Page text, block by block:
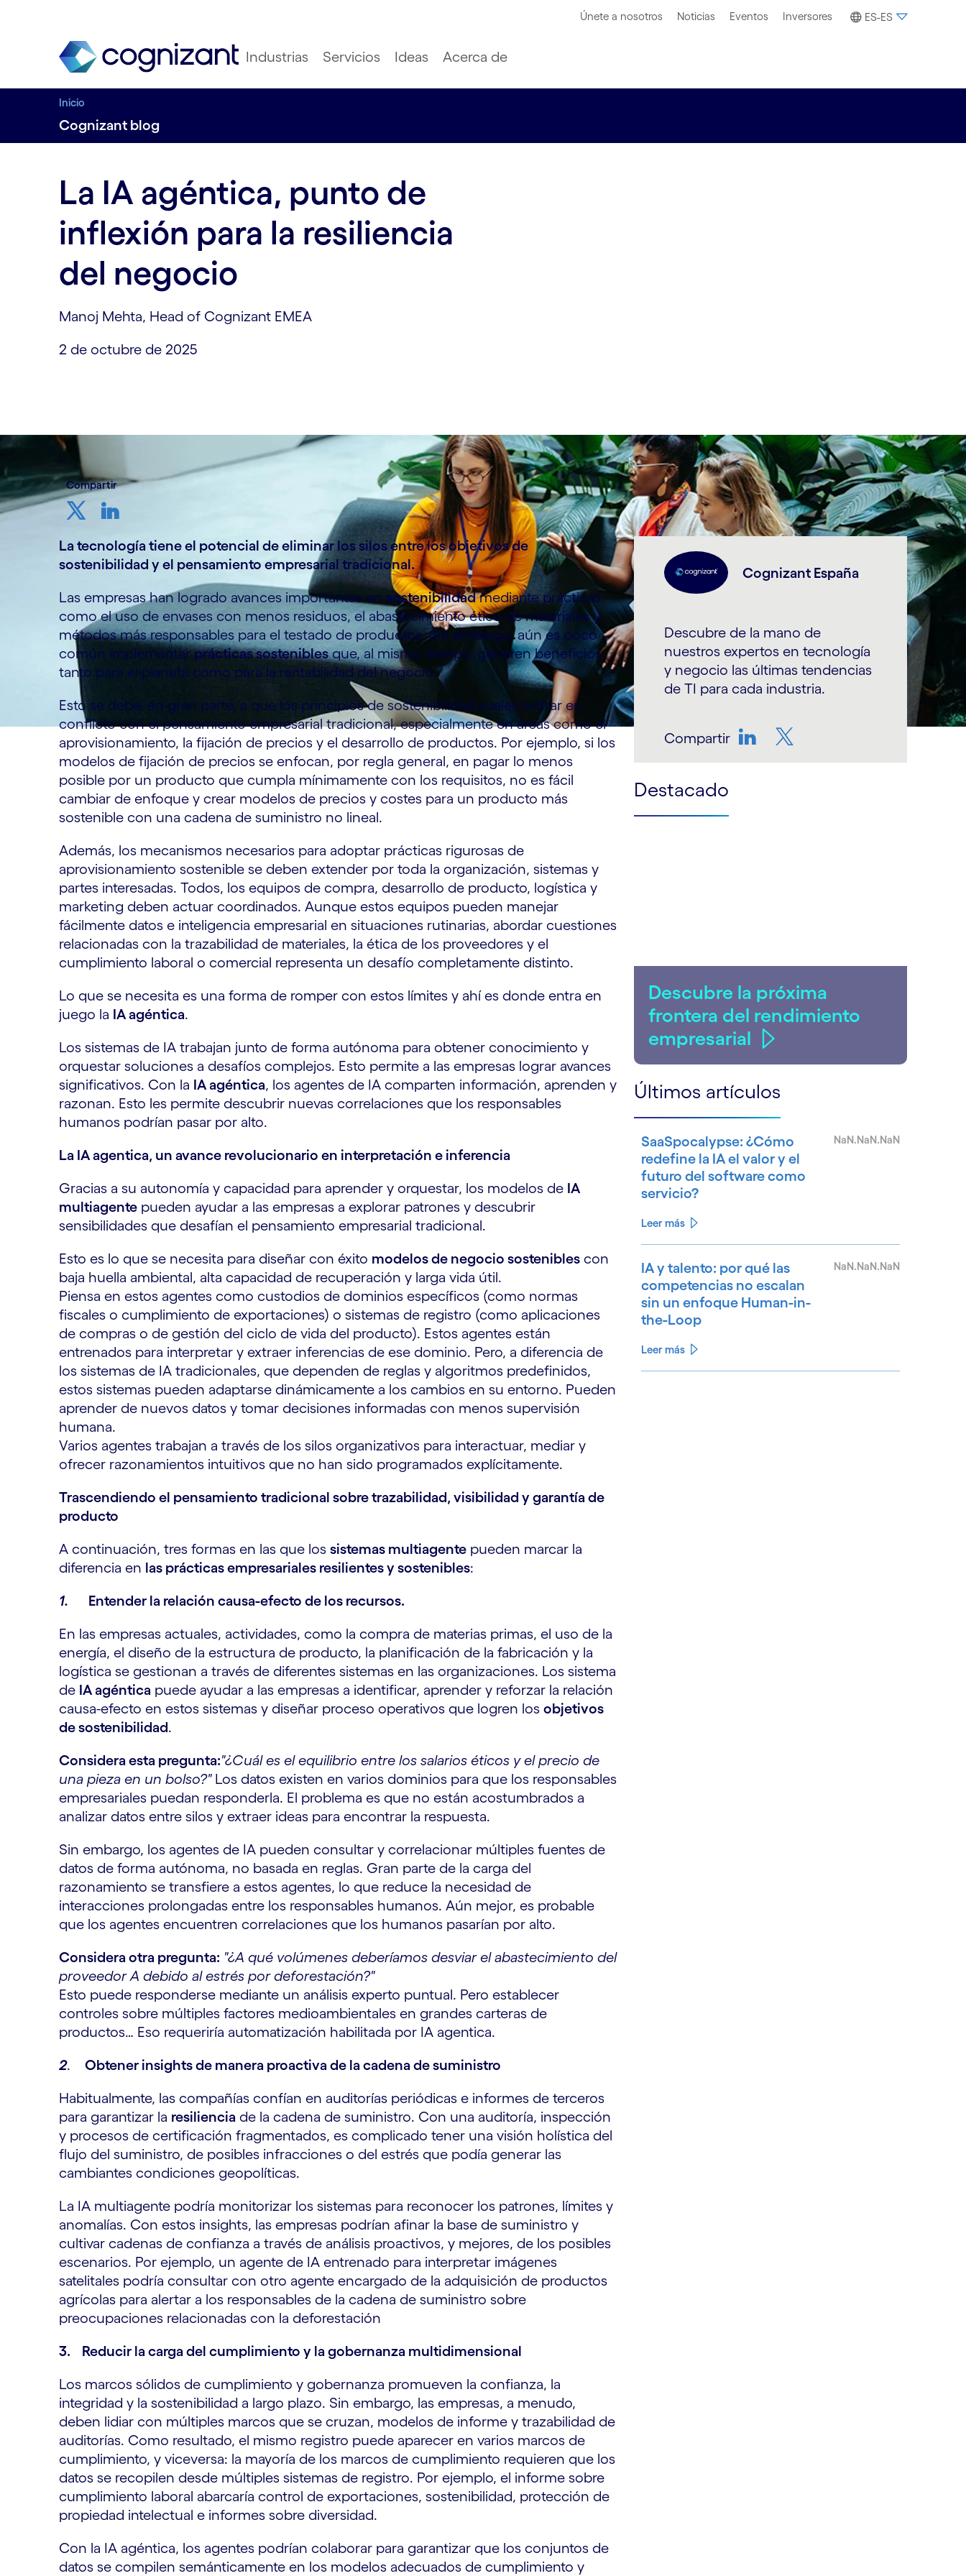
Únete a nosotros Noticias Eventos Inversores ES-ES
Industrias Servicios Ideas Acerca de
Inicio
Cognizant blog
La IA agéntica, punto de
inflexión para la resiliencia
del negocio
Manoj Mehta, Head of Cognizant EMEA
2 de octubre de 2025
Compartir
La tecnología tiene el potencial de eliminar los silos entre los objetivos de
sostenibilidad y el pensamiento empresarial tradicional.
Las empresas han logrado avances importantes en sostenibilidadmediante prácticas
como el uso de envases con menos residuos, el abastecimiento ético de materiales y
métodos más responsables para el testado de productos. Sin embargo, aún es poco
común implementarprácticas sosteniblesque, al mismo tiempo, generen beneficios
tanto para el planeta como para la rentabilidad del negocio.
Esto se debe, en gran parte, a que los principios de sostenibilidad suelen entrar en
conflicto con el pensamiento empresarial tradicional, especialmente en áreas como el
aprovisionamiento, la fijación de precios y el desarrollo de productos. Por ejemplo, si los
modelos de fijación de precios se enfocan, por regla general, en pagar lo menos
posible por un producto que cumpla mínimamente con los requisitos, no es fácil
cambiar de enfoque y crear modelos de precios y costes para un producto más
sostenible con una cadena de suministro no lineal.
Además, los mecanismos necesarios para adoptar prácticas rigurosas de
aprovisionamiento sostenible se deben extender por toda la organización, sistemas y
partes interesadas. Todos, los equipos de compra, desarrollo de producto, logística y
marketing deben actuar coordinados. Aunque estos equipos pueden manejar
fácilmente datos e inteligencia empresarial en situaciones rutinarias, abordar cuestiones
relacionadas con la trazabilidad de materiales, la ética de los proveedores y el
cumplimiento laboral o comercial representa un desafío completamente distinto.
Lo que se necesita es una forma de romper con estos límites y ahí es donde entra en
juego la IA agéntica.
Los sistemas de IA trabajan junto de forma autónoma para obtener conocimiento y
orquestar soluciones a desafíos complejos. Esto permite a las empresas lograr avances
significativos. Con la IA agéntica, los agentes de IA comparten información, aprenden y
razonan. Esto les permite descubrir nuevas correlaciones que los responsables
humanos podrían pasar por alto.
La IA agentica, un avance revolucionario en interpretación e inferencia
Gracias a su autonomía y capacidad para aprender y orquestar, los modelos de IA
multiagente pueden ayudar a las empresas a explorar patrones y descubrir
sensibilidades que desafían el pensamiento empresarial tradicional.
Esto es lo que se necesita para diseñar con éxito modelos de negocio sostenibles con
baja huella ambiental, alta capacidad de recuperación y larga vida útil.
Piensa en estos agentes como custodios de dominios específicos (como normas
fiscales o cumplimiento de exportaciones) o sistemas de registro (como aplicaciones
de compras o de gestión del ciclo de vida del producto). Estos agentes están
entrenados para interpretar y extraer inferencias de ese dominio. Pero, a diferencia de
los sistemas de IA tradicionales, que dependen de reglas y algoritmos predefinidos,
estos sistemas pueden adaptarse dinámicamente a los cambios en su entorno. Pueden
aprender de nuevos datos y tomar decisiones informadas con menos supervisión
humana.
Varios agentes trabajan a través de los silos organizativos para interactuar, mediar y
ofrecer razonamientos intuitivos que no han sido programados explícitamente.
Trascendiendo el pensamiento tradicional sobre trazabilidad, visibilidad y garantía de
producto
A continuación, tres formas en las que los sistemas multiagente pueden marcar la
diferencia en las prácticas empresariales resilientes y sostenibles:
1. Entender la relación causa-efecto de los recursos.
En las empresas actuales, actividades, como la compra de materias primas, el uso de la
energía, el diseño de la estructura de producto, la planificación de la fabricación y la
logística se gestionan a través de diferentes sistemas en las organizaciones. Los sistema
de IA agéntica puede ayudar a las empresas a identificar, aprender y reforzar la relación
causa-efecto en estos sistemas y diseñar proceso operativos que logren los objetivos
de sostenibilidad.
Considera esta pregunta:"¿Cuál es el equilibrio entre los salarios éticos y el precio de
una pieza en un bolso?"Los datos existen en varios dominios para que los responsables
empresariales puedan responderla. El problema es que no están acostumbrados a
analizar datos entre silos y extraer ideas para encontrar la respuesta.
Sin embargo, los agentes de IA pueden consultar y correlacionar múltiples fuentes de
datos de forma autónoma, no basada en reglas. Gran parte de la carga del
razonamiento se transfiere a estos agentes, lo que reduce la necesidad de
interacciones prolongadas entre los responsables humanos. Aún mejor, es probable
que los agentes encuentren correlaciones que los humanos pasarían por alto.
Considera otra pregunta: "¿A qué volúmenes deberíamos desviar el abastecimiento del
proveedor A debido al estrés por deforestación?"
Esto puede responderse mediante un análisis experto puntual. Pero establecer
controles sobre múltiples factores medioambientales en grandes carteras de
productos… Eso requeriría automatización habilitada por IA agentica.
2. Obtener insights de manera proactiva de la cadena de suministro
Habitualmente, las compañías confían en auditorías periódicas e informes de terceros
para garantizar la resiliencia de la cadena de suministro. Con una auditoría, inspección
y procesos de certificación fragmentados, es complicado tener una visión holística del
flujo del suministro, de posibles infracciones o del estrés que podía generar las
cambiantes condiciones geopolíticas.
La IA multiagente podría monitorizar los sistemas para reconocer los patrones, límites y
anomalías. Con estos insights, las empresas podrían afinar la base de suministro y
cultivar cadenas de confianza a través de análisis proactivos, y mejores, de los posibles
escenarios. Por ejemplo, un agente de IA entrenado para interpretar imágenes
satelitales podría consultar con otro agente encargado de la adquisición de productos
agrícolas para alertar a los responsables de la cadena de suministro sobre
preocupaciones relacionadas con la deforestación
3. Reducir la carga del cumplimiento y la gobernanza multidimensional
Los marcos sólidos de cumplimiento y gobernanza promueven la confianza, la
integridad y la sostenibilidad a largo plazo. Sin embargo, las empresas, a menudo,
deben lidiar con múltiples marcos que se cruzan, modelos de informe y trazabilidad de
auditorías. Como resultado, el mismo registro puede aparecer en varios marcos de
cumplimiento, y viceversa: la mayoría de los marcos de cumplimiento requieren que los
datos se recopilen desde múltiples sistemas de registro. Por ejemplo, el informe sobre
cumplimiento laboral abarcaría control de exportaciones, sostenibilidad, protección de
propiedad intelectual e informes sobre diversidad.
Con la IA agéntica, los agentes podrían colaborar para garantizar que los conjuntos de
datos se compilen semánticamente en los modelos adecuados de cumplimiento y
Cognizant España
Descubre de la mano de
nuestros expertos en tecnología
y negocio las últimas tendencias
de TI para cada industria.
Compartir
Destacado
Descubre la próxima
frontera del rendimiento
empresarial
Últimos artículos
SaaSpocalypse: ¿Cómo
redefine la IA el valor y el
futuro del software como
servicio?
NaN.NaN.NaN
Leer más
IA y talento: por qué las
competencias no escalan
sin un enfoque Human-in-
the-Loop
NaN.NaN.NaN
Leer más